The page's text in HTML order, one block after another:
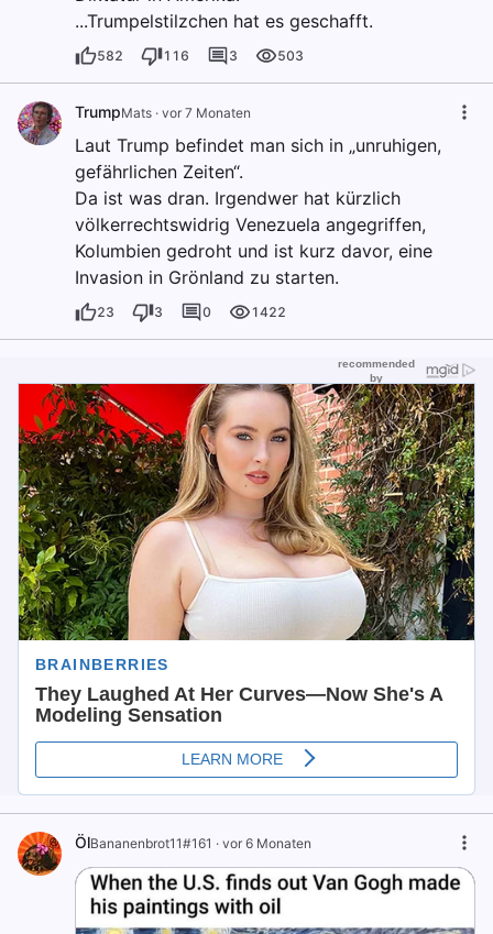
...Trumpelstilzchen hat es geschafft.
582 116 3 503
TrumpMats · vor 7 Monaten
Laut Trump befindet man sich in „unruhigen,
gefährlichen Zeiten“.
Da ist was dran. Irgendwer hat kürzlich
völkerrechtswidrig Venezuela angegriffen,
Kolumbien gedroht und ist kurz davor, eine
Invasion in Grönland zu starten.
23 3 0 1422
ÖlBananenbrot11#161 · vor 6 Monaten